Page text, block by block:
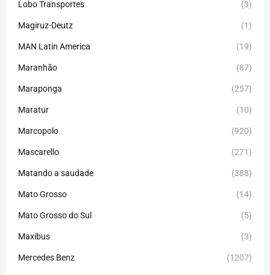
Lobo Transportes (3)
Magiruz-Deutz (1)
MAN Latin America (19)
Maranhão (87)
Maraponga (257)
Maratur (10)
Marcopolo (920)
Mascarello (271)
Matando a saudade (388)
Mato Grosso (14)
Mato Grosso do Sul (5)
Maxibus (3)
Mercedes Benz (1207)